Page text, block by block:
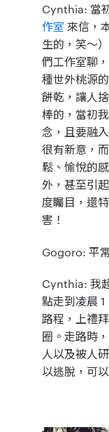
Cynthia: 當
作室 來信，
生的，笑～
們工作室聊
種世外桃源
餅乾，讓人
棒的，當初
念，且要融
很有新意，
鬆、愉悅的
外，甚至引
度矚目，還
害！
Gogoro: 平
Cynthia: 我
點走到凌晨
路程，上禮
圈。走路時
人以及被人
以逃脫，可